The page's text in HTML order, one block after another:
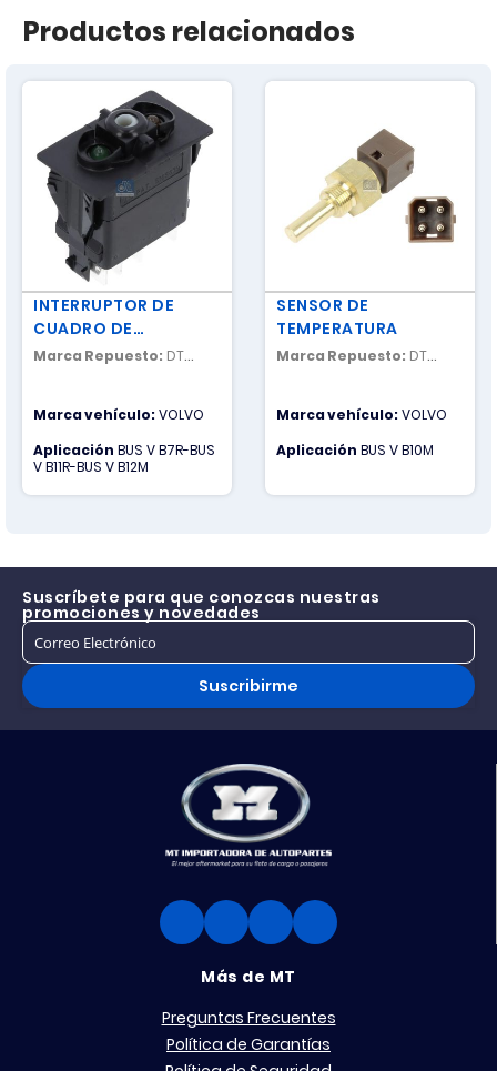
Productos relacionados
INTERRUPTOR DE
CUADRO DE
INSTRUMENTOS
Marca Repuesto: DT
Marca vehículo:VOLVO
Aplicación BUS V B7R-BUS
V B11R-BUS V B12M
SENSOR DE
TEMPERATURA
Marca Repuesto: DT
Marca vehículo:VOLVO
Aplicación BUS V B10M
Suscríbete para que conozcas nuestras
promociones y novedades
Suscribirme
Más de MT
Preguntas Frecuentes
Política de Garantías